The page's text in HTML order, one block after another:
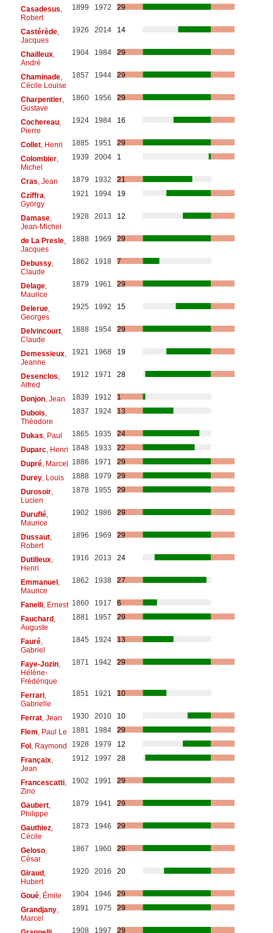
Casadesus
Robert
1899 1972 29
Castérède,
Jacques
1926 2014 14
Chailleux,
André
1904 1984 29
Chaminade,
Cécile Louise
1857 1944 29
Charpentier,
Gustave
1860 1956 29
Cochereau,
Pierre
1924 1984 16
Collet, Henri 1885 1951
29
Colombier,
Michel
1939 2004 1
Cras , Jean 1879 1932
21
Cziffra
György
1921 1994 19
Damase,
Jean-Michel
1928 2013 12
de La Presle,
Jacques
1888 1969 29
Debussy,
Claude
1862 1918 7
Delage,
Maurice
1879 1961 29
Delerue,
Georges
1925 1992 15
Delvincourt,
Claude
1888 1954 29
Demessieux,
Jeanne
1921 1968 19
Desenclos
Alfred
1912 1971 28
Donjon, Jean 1839 1912
1
Dubois
Théodore
1837 1924 13
Dukas , Paul 1865 1935
24
Duparc, Henri 1848 1933
22
Dupré, Marcel 1886 1971
29
Durey, Louis 1888 1979
29
Durosoir,
Lucien
1878 1955 29
Duruflé,
Maurice
1902 1986 29
Dussaut,
Robert
1896 1969 29
Dutilleux,
Henri
1916 2013 24
Emmanuel,
Maurice
1862 1938 27
Fanelli, Ernest 1860 1917
6
Fauchard,
Auguste
1881 1957 29
Fauré,
Gabriel
1845 1924 13
Faye-Jozin,
Hélène-
Frédérique
1871 1942 29
Ferrari,
Gabrielle
1851 1921 10
Ferrat, Jean 1930 2010
10
Flem , Paul Le 1881 1984
29
Fol, Raymond 1928 1979
12
Françaix,
Jean
1912 1997 28
Francescatti,
Zino
1902 1991 29
Gaubert,
Philippe
1879 1941 29
Gauthiez,
Cécile
1873 1946 29
Geloso,
César
1867 1960 29
Giraud,
Hubert
1920 2016 20
Goué, Émile 1904 1946
29
Grandjany,
Marcel
1891 1975 29
1908 1997 29